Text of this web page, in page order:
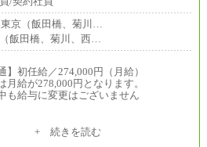
東京（飯田橋、菊川…
飯田橋、菊川、西…
】初任給／274,000円（月給）
給が278,000円となります。
も給与に変更はございません
）274,000円（月給）～
+ 続きを読む